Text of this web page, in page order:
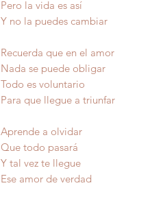
Pero la vida es así
Y no la puedes cambiar
Recuerda que en el amor
Nada se puede obligar
Todo es voluntario
Para que llegue a triunfar
Aprende a olvidar
Que todo pasará
Y tal vez te llegue
Ese amor de verdad